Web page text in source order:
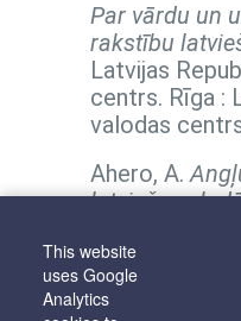
Par vārdu un
rakstību
Latvijas
centrs. Rīga :
valodas
Ahero, A.
latviešu
Bankava, B.
latviešu valodā
This website
uses Google
Analytics